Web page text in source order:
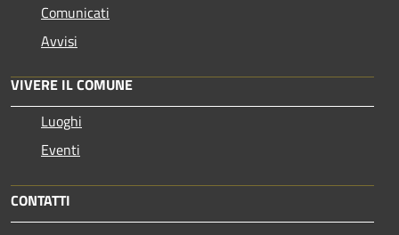
Comunicati
Avvisi
VIVERE IL COMUNE
Luoghi
Eventi
CONTATTI